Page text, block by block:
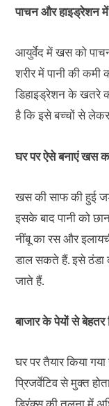
पाचन और हाइड्रेशन
आयुर्वेद में खस को
शरीर में पानी की कमी
डिहाइड्रेशन के खतरे
है कि इसे बच्चों से लेकर
घर पर ऐसे बनाएं खस
खस की साफ की हुई
इसके बाद पानी को
नींबू का रस और
डाल सकते हैं. इसे ठंडा
जाते हैं.
बाजार के पेयों से बेहतर
घर पर तैयार किया
प्रिजर्वेटिव से मुक्त